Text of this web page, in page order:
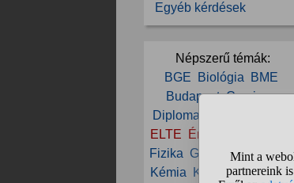
Egyéb kérdések
Népszerű témák:
BGE
Biológia
BME
Budapest Corvinus
Diploma
ELTE
Érettségi
Fizika Gimnázium Iskola
Kémia
Képzés Levelező